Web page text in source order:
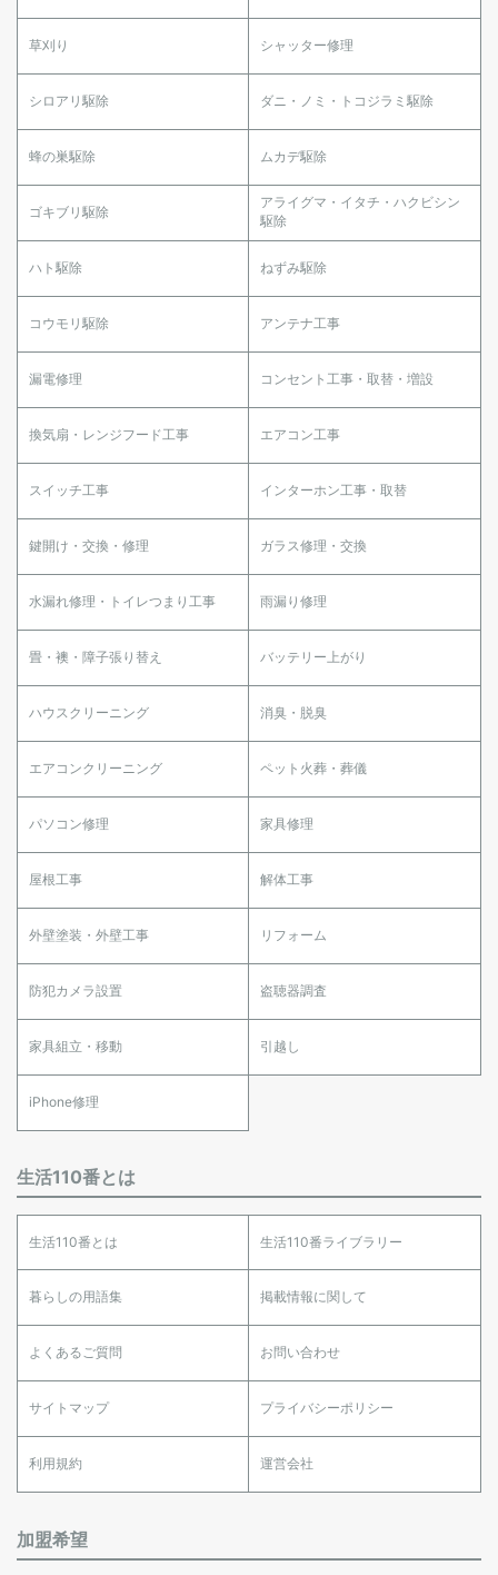
草刈り シャッター修理
シロアリ駆除 ダニ・ノミ・トコジラミ駆除
蜂の巣駆除 ムカデ駆除
ゴキブリ駆除
アライグマ・イタチ・ハクビシン
駆除
ハト駆除 ねずみ駆除
コウモリ駆除 アンテナ工事
漏電修理 コンセント工事・取替・増設
換気扇・レンジフード工事 エアコン工事
スイッチ工事 インターホン工事・取替
鍵開け・交換・修理 ガラス修理・交換
水漏れ修理・トイレつまり工事 雨漏り修理
畳・襖・障子張り替え バッテリー上がり
ハウスクリーニング 消臭・脱臭
エアコンクリーニング ペット火葬・葬儀
パソコン修理 家具修理
屋根工事 解体工事
外壁塗装・外壁工事 リフォーム
防犯カメラ設置 盗聴器調査
家具組立・移動 引越し
iPhone修理
生活110番とは
生活110番とは 生活110番ライブラリー
暮らしの用語集 掲載情報に関して
よくあるご質問 お問い合わせ
サイトマップ プライバシーポリシー
利用規約 運営会社
加盟希望